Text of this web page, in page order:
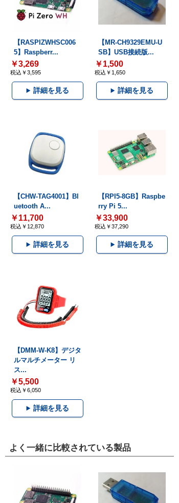
【RASPIZWHSC006
5】Raspberr...
￥3,269
税込￥3,595
詳細を見る
【MR-CH9329EMU-U
SB】USB接続版...
￥1,500
税込￥1,650
詳細を見る
【CHW-TAG4001】Bl
uetooth A...
￥11,700
税込￥12,870
詳細を見る
【RPI5-8GB】Raspbe
rry Pi 5...
￥33,900
税込￥37,290
詳細を見る
【DMM-W-K8】デジタ
ルマルチメーター リ
ス...
￥5,500
税込￥6,050
詳細を見る
よく一緒に比較されている製品